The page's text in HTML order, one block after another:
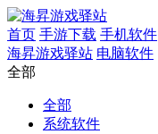
首页 手游下载 手机软件
海昇游戏驿站 电脑软件
全部
全部
系统软件